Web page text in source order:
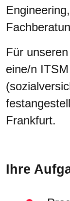
Für
eine/n
Frankfurt.
Ihre